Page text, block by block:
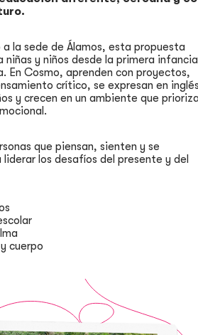
la sede de Álamos, esta propuesta
niñas y niños desde la primera infancia
En Cosmo, aprenden con proyectos,
crítico, se expresan en
y crecen en un ambiente que
que piensan, sienten y se
los desafíos del presente y del
cuerpo